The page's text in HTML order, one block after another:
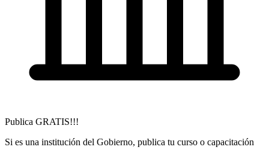
Publica GRATIS!!!
Si es una institución del Gobierno, publica tu curso o capacitación